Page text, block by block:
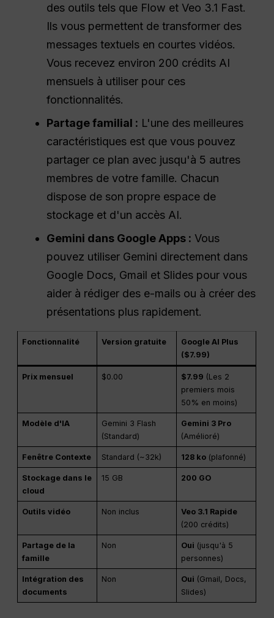
des outils tels que Flow et Veo 3.1 Fast.
Ils vous permettent de transformer des
messages textuels en courtes vidéos.
Vous recevez environ 200 crédits AI
mensuels à utiliser pour ces
fonctionnalités.
Partage familial : L'une des meilleures
caractéristiques est que vous pouvez
partager ce plan avec jusqu'à 5 autres
membres de votre famille. Chacun
dispose de son propre espace de
stockage et d'un accès AI.
Gemini dans Google Apps : Vous
pouvez utiliser Gemini directement dans
Google Docs, Gmail et Slides pour vous
aider à rédiger des e-mails ou à créer des
présentations plus rapidement.
Fonctionnalité Version gratuite
Google AI Plus
($7.99)
Prix mensuel $0.00 $7.99 (Les 2
premiers mois
50% en moins)
Modèle d'IA
Gemini 3 Flash
(Standard)
Gemini 3 Pro
(Amélioré)
Fenêtre Contexte Standard (~32k) 128 ko(plafonné)
Stockage dans le
cloud
15 GB 200 GO
Outils vidéo Non inclus
Veo 3.1 Rapide
(200 crédits)
Partage de la
famille
Non Oui (jusqu'à 5
personnes)
Intégration des
documents
Non Oui (Gmail, Docs,
Slides)